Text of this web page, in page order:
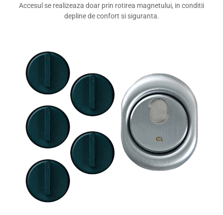
Accesul se realizeaza doar prin rotirea magnetului, in conditii
depline de confort si siguranta.